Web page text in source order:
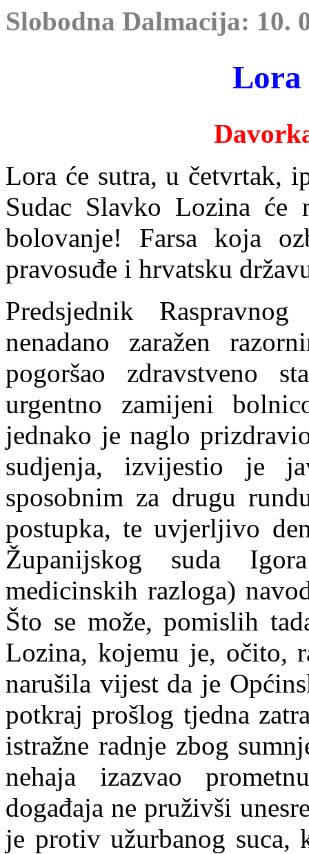
Slobodna Dalmacija: 10.
Lora
Lora će sutra, u četvrtak,
Sudac Slavko Lozina će
bolovanje! Farsa koja
pravosuđe i hrvatsku
Predsjednik
nenadano zaražen
pogoršao zdravstveno
urgentno zamijeni
jednako je naglo
sudjenja, izvijestio je
sposobnim za drugu
postupka, te uvjerljivo
Županijskog suda
medicinskih razloga)
Što se može, pomislih
Lozina, kojemu je, očito,
narušila vijest da je
potkraj prošlog tjedna
istražne radnje zbog
nehaja izazvao
događaja ne pruživši
je protiv užurbanog suca,